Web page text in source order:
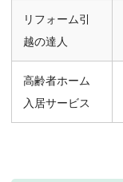
リフォーム引
越の達人
高齢者ホーム
入居サービス